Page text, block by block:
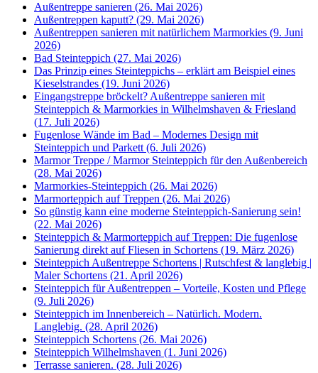
Außentreppe sanieren (26. Mai 2026)
Außentreppen kaputt? (29. Mai 2026)
Außentreppen sanieren mit natürlichem Marmorkies (9. Juni
2026)
Bad Steinteppich (27. Mai 2026)
Das Prinzip eines Steinteppichs – erklärt am Beispiel eines
Kieselstrandes (19. Juni 2026)
Eingangstreppe bröckelt? Außentreppe sanieren mit
Steinteppich & Marmorkies in Wilhelmshaven & Friesland
(17. Juli 2026)
Fugenlose Wände im Bad – Modernes Design mit
Steinteppich und Parkett (6. Juli 2026)
Marmor Treppe / Marmor Steinteppich für den Außenbereich
(28. Mai 2026)
Marmorkies-Steinteppich (26. Mai 2026)
Marmorteppich auf Treppen (26. Mai 2026)
So günstig kann eine moderne Steinteppich-Sanierung sein!
(22. Mai 2026)
Steinteppich & Marmorteppich auf Treppen: Die fugenlose
Sanierung direkt auf Fliesen in Schortens (19. März 2026)
Steinteppich Außentreppe Schortens | Rutschfest & langlebig |
Maler Schortens (21. April 2026)
Steinteppich für Außentreppen – Vorteile, Kosten und Pflege
(9. Juli 2026)
Steinteppich im Innenbereich – Natürlich. Modern.
Langlebig. (28. April 2026)
Steinteppich Schortens (26. Mai 2026)
Steinteppich Wilhelmshaven (1. Juni 2026)
Terrasse sanieren. (28. Juli 2026)